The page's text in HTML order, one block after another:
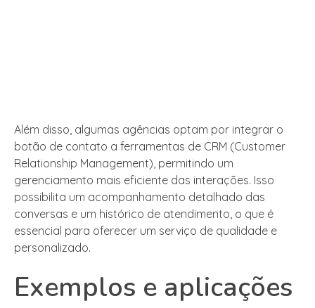
Além disso, algumas agências optam por integrar o
botão de contato a ferramentas de CRM (Customer
Relationship Management), permitindo um
gerenciamento mais eficiente das interações. Isso
possibilita um acompanhamento detalhado das
conversas e um histórico de atendimento, o que é
essencial para oferecer um serviço de qualidade e
personalizado.
Exemplos e aplicações